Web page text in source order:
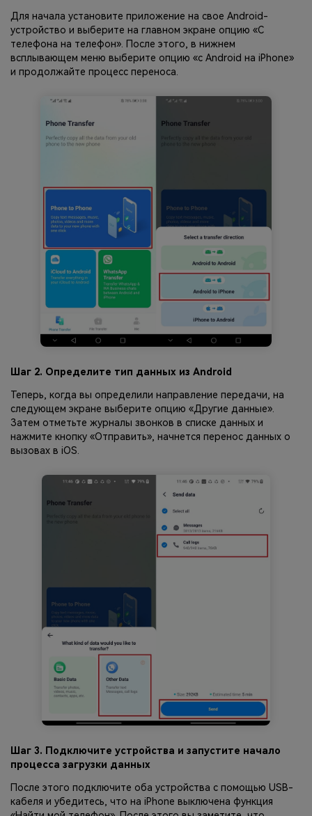
Для начала установите приложение на свое Android-
устройство и выберите на главном экране опцию «С
телефона на телефон». После этого, в нижнем
всплывающем меню выберите опцию «с Android на iPhone»
и продолжайте процесс переноса.
Шаг 2. Определите тип данных из Android
Теперь, когда вы определили направление передачи, на
следующем экране выберите опцию «Другие данные».
Затем отметьте журналы звонков в списке данных и
нажмите кнопку «Отправить», начнется перенос данных о
вызовах в iOS.
Шаг 3. Подключите устройства и запустите начало
процесса загрузки данных
После этого подключите оба устройства с помощью USB-
кабеля и убедитесь, что на iPhone выключена функция